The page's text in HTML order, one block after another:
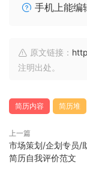
手机上能编
原文链接：
注明出处。
简历内容 简历堆
上一篇
市场策划/企划专员/
简历自我评价范文